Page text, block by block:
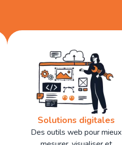
Solutions digitales
Des outils web pour mieux